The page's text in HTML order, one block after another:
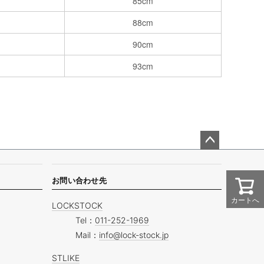
88cm
90cm
93cm
カートへ
ジト
へ
お問い合わせ先
LOCKSTOCK
Tel： 011-252-1969
Mail： info@lock-stock.jp
STLIKE